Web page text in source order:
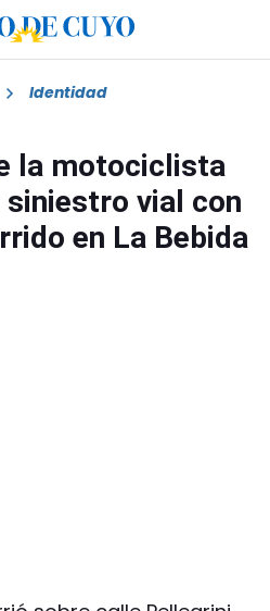
Identidad
la motociclista
vial con
en La Bebida